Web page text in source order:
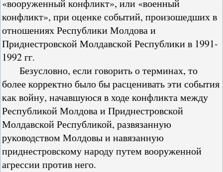
«вооруженный конфликт», или «военный
конфликт», при оценке событий, произошедших в
отношениях Республики Молдова и
Приднестровской Молдавской Республики в 1991-
1992 гг.
Безусловно, если говорить о терминах, то
более корректно было бы расценивать эти события
как войну, начавшуюся в ходе конфликта между
Республикой Молдова и Приднестровской
Молдавской Республикой, развязанную
руководством Молдовы и навязанную
приднестровскому народу путем вооруженной
агрессии против него.